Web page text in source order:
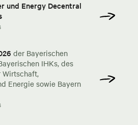
und Energy Decentral
der Bayerischen
IHKs, des
Wirtschaft,
Energie sowie Bayern